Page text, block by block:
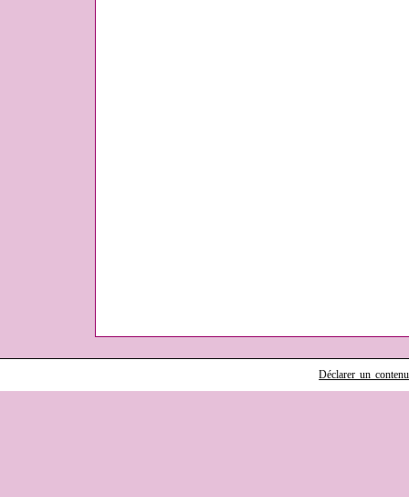
Déclarer un